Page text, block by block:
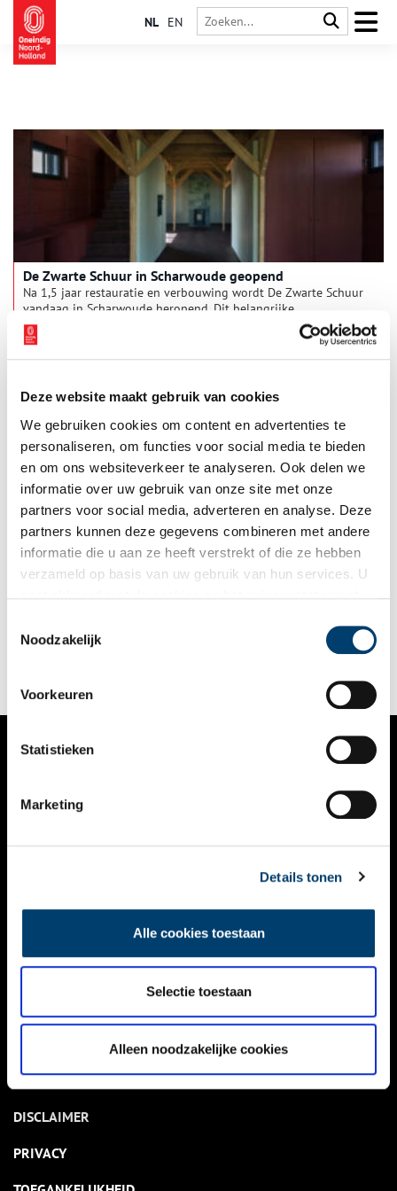
Deze website maakt gebruik van cookies
We gebruiken cookies om content en advertenties te
personaliseren, om functies voor social media te bieden
en om ons websiteverkeer te analyseren. Ook delen we
informatie over uw gebruik van onze site met onze
partners voor social media, adverteren en analyse. Deze
partners kunnen deze gegevens combineren met andere
informatie die u aan ze heeft verstrekt of die ze hebben
verzameld op basis van uw gebruik van hun services. U
Noodzakelijk
Voorkeuren
Statistieken
Marketing
Details tonen
Alle cookies toestaan
Selectie toestaan
Alleen noodzakelijke cookies
NL EN
De Zwarte Schuur in Scharwoude geopend
Na 1,5 jaar restauratie en verbouwing wordt De Zwarte Schuur
vandaag in Scharwoude heropend. Dit belangrijke
watererfgoed is samen met twee andere dijkmagazijnen
omarmd door Culture Matters en krijgt vanaf deze zomer een
nieuwe functie als duurzame guesthouse. Gasten kunnen hier
Westfriese Omringdijk en het Markermeer; een gebied dat
volop in ontwikkeling is door de dijkversterkingsoperatie en
barst van de kansen voor natuur- en recreatieontwikkelingen.
Vanmiddag zal Martin Kuipers, secretaris-directeur van
Hoogheemraadschap Hollands Noorderkwartier, de officiële
openingshandeling verrichten.
De opkomst en ondergang van een bijzonder zwembad
Het kwik stijgt snel en iedereen sprint naar het
dichtstbijzijnde water om af te koelen. Zomaar in het water
grachten te reguleren, kwamen er in Amsterdam
badinrichtingen. Vanaf 1881 was men welkom voor een duik in
NIEUWS
KALENDER
ACTIVITEITEN
NIEUWSBRIEF
DISCLAIMER
PRIVACY